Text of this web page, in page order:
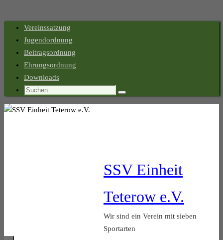
Zum
springen
Vereinssatzung
Jugendordnung
Beitragsordnung
Ehrungsordnung
Downloads
Suchen
Suchen
SSV Einheit
Teterow e.V.
Wir sind ein Verein mit sieben
Sportarten